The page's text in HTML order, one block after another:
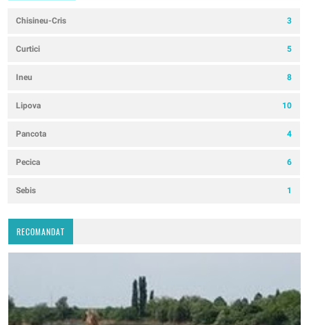
Chisineu-Cris 3
Curtici 5
Ineu 8
Lipova 10
Pancota 4
Pecica 6
Sebis 1
RECOMANDAT